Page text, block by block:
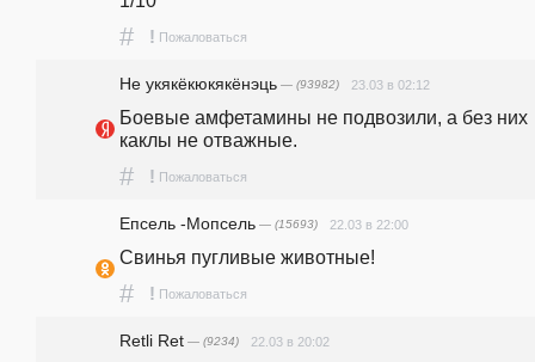
# ! Пожаловаться
Не укякёкюкякёнэць — (93982) 23.03 в 02:12
Боевые амфетамины не подвозили, а без них
каклы не отважные.
# ! Пожаловаться
Епсель -Мопсель — (15693) 22.03 в 22:00
Свинья пугливые животные!
# ! Пожаловаться
Retli Ret — (9234) 22.03 в 20:02